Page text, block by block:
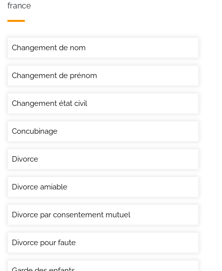
france
Changement de nom
Changement de prénom
Changement état civil
Concubinage
Divorce
Divorce amiable
Divorce par consentement mutuel
Divorce pour faute